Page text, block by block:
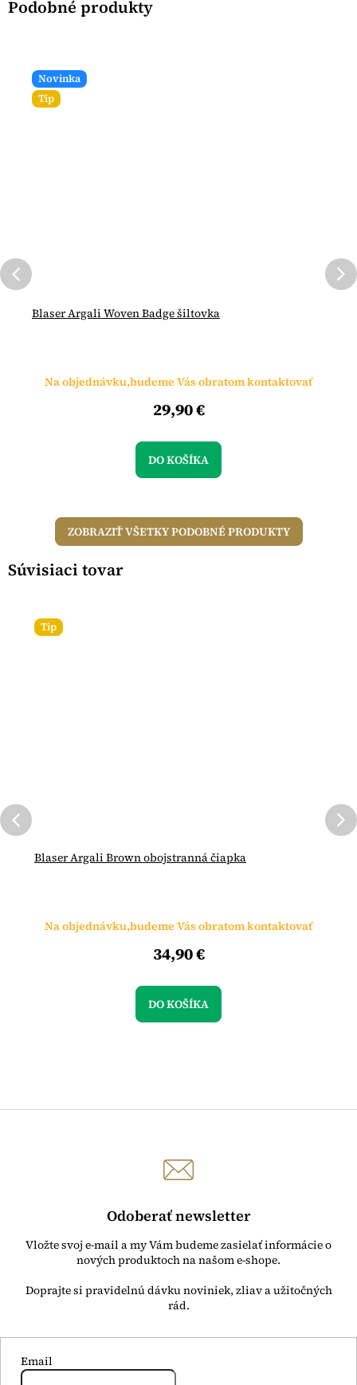
Novinka
Tip
Blaser Argali Woven Badge šiltovka
Na objednávku,budeme Vás obratom kontaktovať
29,90 €
DO KOŠÍKA
ZOBRAZIŤ VŠETKY PODOBNÉ PRODUKTY
Súvisiaci tovar
Tip
Blaser Argali Brown obojstranná čiapka
Na objednávku,budeme Vás obratom kontaktovať
34,90 €
DO KOŠÍKA
Odoberať newsletter
Vložte svoj e-mail a my Vám budeme zasielať informácie o
nových produktoch na našom e-shope.
Email